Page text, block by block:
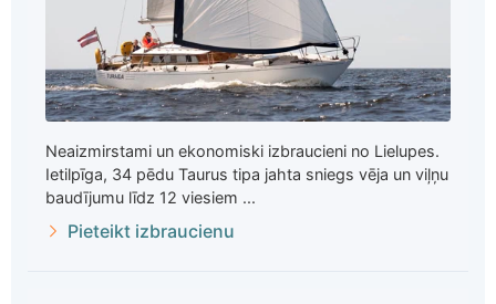
Neaizmirstami un ekonomiski izbraucieni no Lielupes.
Ietilpīga, 34 pēdu Taurus tipa jahta sniegs vēja un viļņu
baudījumu līdz 12 viesiem ...
Pieteikt izbraucienu